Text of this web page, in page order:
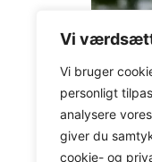
Vi
Vi bruger
personligt
analysere
giver du
cookie- og
Hvis